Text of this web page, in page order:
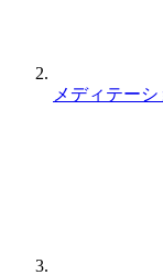
メディテー